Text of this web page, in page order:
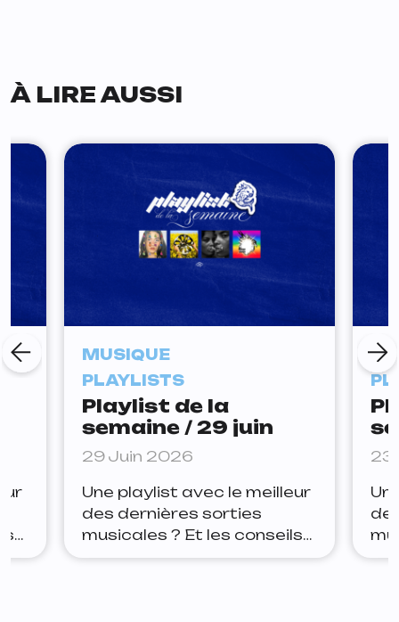
À LIRE AUSSI
MUSIQUE
PLAYLISTS
Playlist de la
semaine / 29 juin
29 Juin 2026
Une playlist avec le meilleur
des dernières sorties
musicales ? Et les conseils
de la rédaction pour rester
23
de